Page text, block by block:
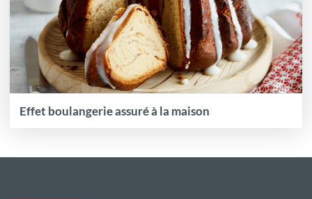
Effet boulangerie assuré à la maison